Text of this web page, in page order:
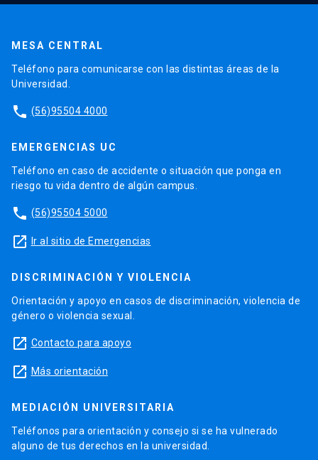
MESA CENTRAL
Teléfono para comunicarse con las distintas áreas de la
Universidad.
phone (56)95504 4000
EMERGENCIAS UC
Teléfono en caso de accidente o situación que ponga en
riesgo tu vida dentro de algún campus.
phone (56)95504 5000
launch Ir al sitio de Emergencias
DISCRIMINACIÓN Y VIOLENCIA
Orientación y apoyo en casos de discriminación, violencia de
género o violencia sexual.
launch Contacto para apoyo
launch Más orientación
MEDIACIÓN UNIVERSITARIA
Teléfonos para orientación y consejo si se ha vulnerado
alguno de tus derechos en la universidad.